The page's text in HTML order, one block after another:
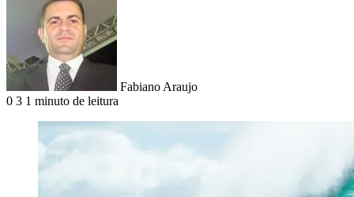
Fabiano Araujo
0 3 1 minuto de leitura